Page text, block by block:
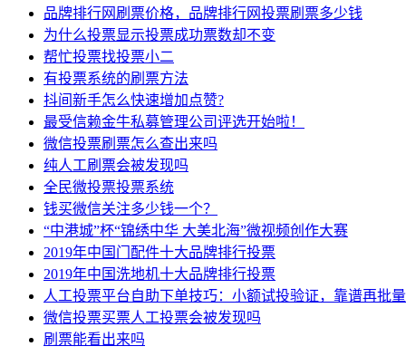
品牌排行网刷票价格，品牌排行网投票刷票多少钱
为什么投票显示投票成功票数却不变
帮忙投票找投票小二
有投票系统的刷票方法
抖间新手怎么快速增加点赞?
最受信赖金牛私募管理公司评选开始啦！
微信投票刷票怎么查出来吗
纯人工刷票会被发现吗
全民微投票投票系统
钱买微信关注多少钱一个？
“中港城”杯“锦绣中华 大美北海”微视频创作大赛
2019年中国门配件十大品牌排行投票
2019年中国洗地机十大品牌排行投票
人工投票平台自助下单技巧：小额试投验证，靠谱再批
微信投票买票人工投票会被发现吗
刷票能看出来吗